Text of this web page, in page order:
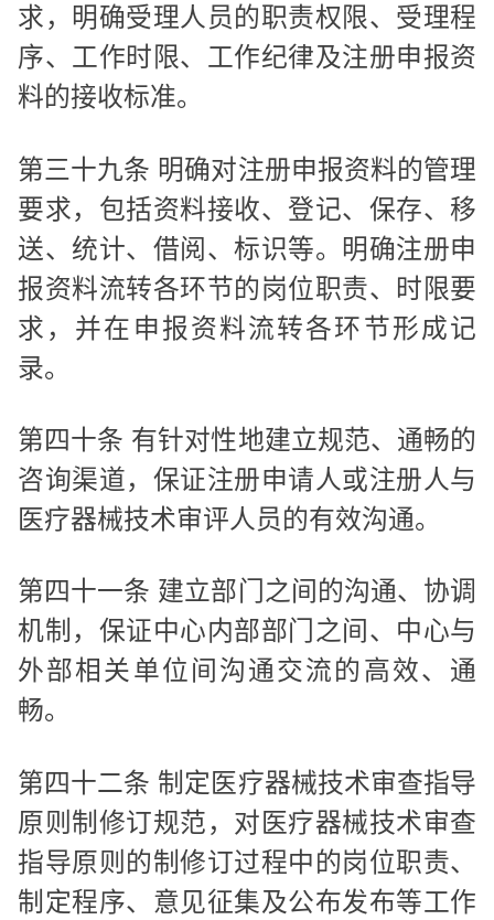
求，明确受理人员的职责权限、受理程
序、工作时限、工作纪律及注册申报资
料的接收标准。
第三十九条 明确对注册申报资料的管理
要求，包括资料接收、登记、保存、移
送、统计、借阅、标识等。明确注册申
报资料流转各环节的岗位职责、时限要
求，并在申报资料流转各环节形成记
录。
第四十条 有针对性地建立规范、通畅的
咨询渠道，保证注册申请人或注册人与
医疗器械技术审评人员的有效沟通。
第四十一条 建立部门之间的沟通、协调
机制，保证中心内部部门之间、中心与
外部相关单位间沟通交流的高效、通
畅。
第四十二条 制定医疗器械技术审查指导
原则制修订规范，对医疗器械技术审查
指导原则的制修订过程中的岗位职责、
制定程序、意见征集及公布发布等工作